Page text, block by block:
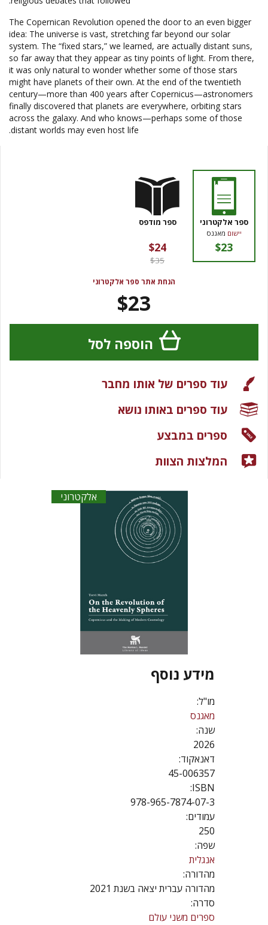
אלקטרוני
מידע נוסף
מו"ל:
מאגנס
שנה:
2026
דאנאקוד:
45-006357
ISBN:
978-965-7874-07-3
עמודים:
250
שפה:
אנגלית
מהדורה:
מהדורה עברית יצאה בשנת 2021
סדרה:
ספרים משני עולם
The Copernican Revolution opened the door to an even bigger
idea: The universe is vast, stretching far beyond our solar
system. The “fixed stars,” we learned, are actually distant suns,
so far away that they appear as tiny points of light. From there,
it was only natural to wonder whether some of those stars
might have planets of their own. At the end of the twentieth
century—more than 400 years after Copernicus—astronomers
finally discovered that planets are everywhere, orbiting stars
across the galaxy. And who knows—perhaps some of those
distant worlds may even host life.
ספר אלקטרוני
יישום מאגנס
$23
ספר מודפס
$24
$35
הנחת אתר ספר אלקטרוני
$23
הוספה לסל
עוד ספרים של אותו מחבר
עוד ספרים באותו נושא
ספרים במבצע
המלצות הצוות